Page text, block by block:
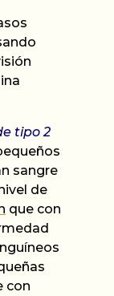
tipo 2
sangre
de
que con
con